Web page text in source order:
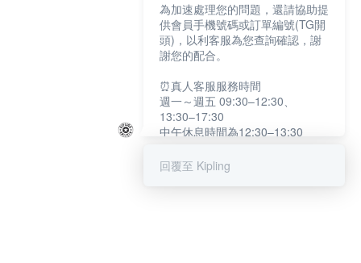
為加速處理您的問題，還請協助提
供會員手機號碼或訂單編號(TG開
頭)，以利客服為您查詢確認，謝
謝您的配合。
⏰真人客服服務時間
週一～週五 09:30–12:30、
13:30–17:30
中午休息時間為12:30–13:30
提醒您：系統會自動已讀訊息，如
回覆至 Kipling